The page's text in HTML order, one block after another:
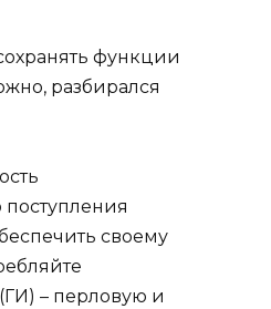
функции
разбирался
поступления
своему
– перловую и